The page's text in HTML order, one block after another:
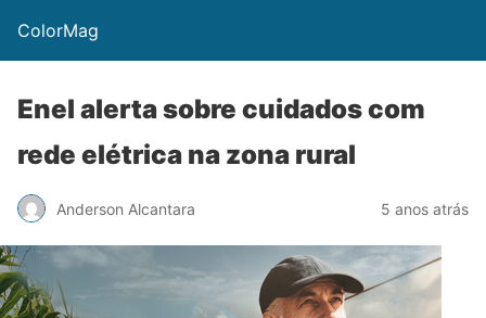
ColorMag
Enel alerta sobre cuidados com
rede elétrica na zona rural
Anderson Alcantara 5 anos atrás